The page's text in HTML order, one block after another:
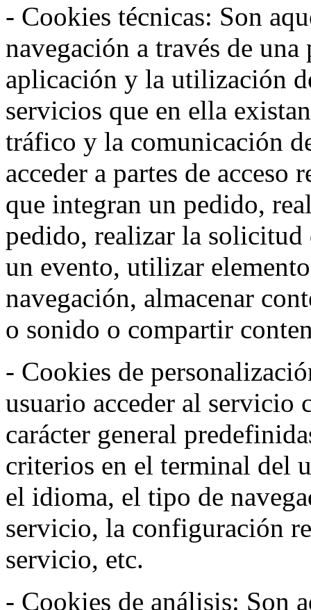
- Cookies técnicas: Son
navegación a través de
aplicación y la utilización
servicios que en ella
tráfico y la comunicación
acceder a partes de
que integran un pedido,
pedido, realizar la
un evento, utilizar
navegación, almacenar
o sonido o compartir
- Cookies de
usuario acceder al servicio
carácter general
criterios en el terminal del
el idioma, el tipo de
servicio, la configuración
servicio, etc.
- Cookies de análisis: Son